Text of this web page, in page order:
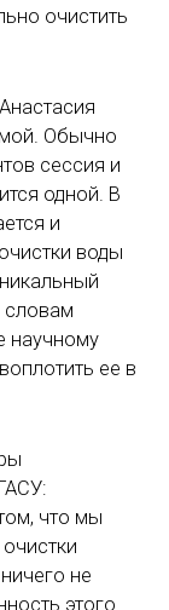
очистить
Обычно
сессия и
одной. В
и
воды
словам
научному
ее в
что мы
не
этого